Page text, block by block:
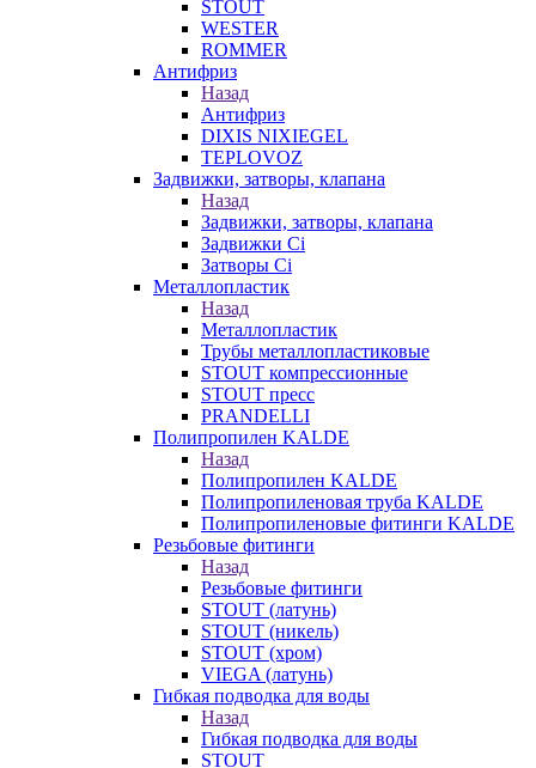
STOUT
WESTER
ROMMER
Антифриз
Назад
Антифриз
DIXIS NIXIEGEL
TEPLOVOZ
Задвижки, затворы, клапана
Назад
Задвижки, затворы, клапана
Задвижки Ci
Затворы Ci
Металлопластик
Назад
Металлопластик
Трубы металлопластиковые
STOUT компрессионные
STOUT пресс
PRANDELLI
Полипропилен KALDE
Назад
Полипропилен KALDE
Полипропиленовая труба KALDE
Полипропиленовые фитинги KALDE
Резьбовые фитинги
Назад
Резьбовые фитинги
STOUT (латунь)
STOUT (никель)
STOUT (хром)
VIEGA (латунь)
Гибкая подводка для воды
Назад
Гибкая подводка для воды
STOUT